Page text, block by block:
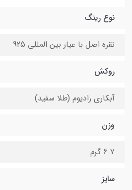
نوع رینگ
نقره اصل با عیار بین المللی 925
روکش
آبکاری رادیوم (طلا سفید)
وزن
6.7 گرم
سایز